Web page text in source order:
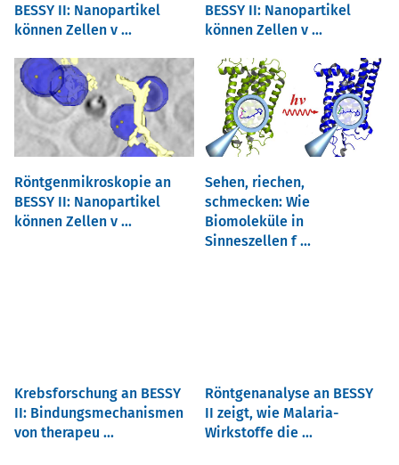
BESSY II: Nanopartikel
können Zellen v ...
BESSY II: Nanopartikel
können Zellen v ...
Röntgenmikroskopie an
BESSY II: Nanopartikel
können Zellen v ...
Sehen, riechen,
schmecken: Wie
Biomoleküle in
Sinneszellen f ...
Krebsforschung an BESSY
II: Bindungsmechanismen
von therapeu ...
Röntgenanalyse an BESSY
II zeigt, wie Malaria-
Wirkstoffe die ...